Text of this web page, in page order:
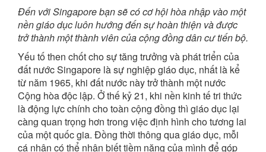
Đến với Singapore bạn sẽ có cơ hội hòa nhập vào một
nền giáo dục luôn hướng đến sự hoàn thiện và được
trở thành một thành viên của cộng đồng dân cư tiến bộ.
Yếu tố then chốt cho sự tăng trưởng và phát triển của
đất nước Singapore là sự nghiệp giáo dục, nhất là kể
từ năm 1965, khi đất nước này trở thành một nước
Cộng hòa độc lập. Ở thế kỷ 21, khi nền kinh tế tri thức
là động lực chính cho toàn cộng đồng thì giáo dục lại
càng quan trọng hơn trong việc định hình cho tương lai
của một quốc gia. Đồng thời thông qua giáo dục, mỗi
cá nhân có thể nhận biết tiềm năng của mình để góp